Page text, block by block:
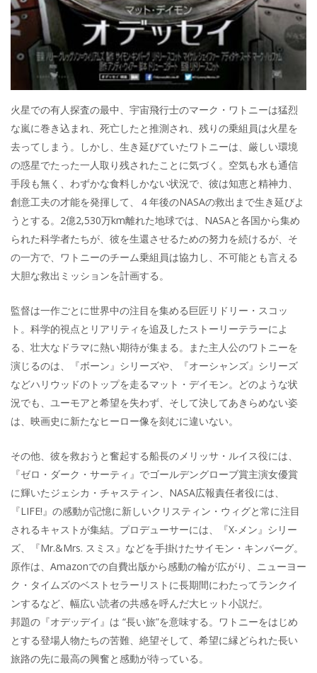
火星での有人探査の最中、宇宙飛行士のマーク・ワトニーは猛烈
な嵐に巻き込まれ、死亡したと推測され、残りの乗組員は火星を
去ってしまう。しかし、生き延びていたワトニーは、厳しい環境
の惑星でたった一人取り残されたことに気づく。空気も水も通信
手段も無く、わずかな食料しかない状況で、彼は知恵と精神力、
創意工夫の才能を発揮して、４年後のNASAの救出まで生き延びよ
うとする。2億2,530万km離れた地球では、NASAと各国から集め
られた科学者たちが、彼を生還させるための努力を続けるが、そ
の一方で、ワトニーのチーム乗組員は協力し、不可能とも言える
大胆な救出ミッションを計画する。
監督は一作ごとに世界中の注目を集める巨匠リドリー・スコッ
ト。科学的視点とリアリティを追及したストーリーテラーによ
る、壮大なドラマに熱い期待が集まる。また主人公のワトニーを
演じるのは、『ボーン』シリーズや、『オーシャンズ』シリーズ
などハリウッドのトップを走るマット・デイモン。どのような状
況でも、ユーモアと希望を失わず、そして決してあきらめない姿
は、映画史に新たなヒーロー像を刻むに違いない。
その他、彼を救おうと奮起する船長のメリッサ・ルイス役には、
『ゼロ・ダーク・サーティ』でゴールデングローブ賞主演女優賞
に輝いたジェシカ・チャスティン、NASA広報責任者役には、
『LIFE!』の感動が記憶に新しいクリスティン・ウィグと常に注目
されるキャストが集結。プロデューサーには、『X-メン』シリー
ズ、『Mr.&Mrs. スミス』などを手掛けたサイモン・キンバーグ。
原作は、Amazonでの自費出版から感動の輪が広がり、ニューヨー
ク・タイムズのベストセラーリストに長期間にわたってランクイ
ンするなど、幅広い読者の共感を呼んだ大ヒット小説だ。
邦題の『オデッデイ』は “長い旅”を意味する。ワトニーをはじめ
とする登場人物たちの苦難、絶望そして、希望に縁どられた長い
旅路の先に最高の興奮と感動が待っている。